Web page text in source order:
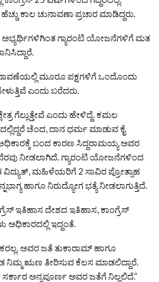
ಕಾಲ ಚುನಾವಣಾ ಪ್ರಚಾರ ಮಾಡಿದ್ದರು.
ಅಭ್ಯರ್ಥಿಗಳಿಗಿಂತ ಗ್ಯಾರಂಟಿ ಯೋಜನೆಗಳಿಗೆ ಮತ
ಮೂರೂ ಪಕ್ಷಗಳಿಗೆ ಒಂದೊಂದು
ಎಂದು ಬರೆದರು.
ಗೆಲ್ಲುತ್ತೇವೆ ಎಂದು ಹೇಳಿದ್ದೆ. ಕಮಲ
ಚೆಂದ, ದಾನ ಧರ್ಮ ಮಾಡುವ ಕೈ
ಬಂದ ಕಾರಣ ಸಿದ್ದರಾಮಯ್ಯ ಅವರ
ನೀಡಲಾಗಿದೆ. ಗ್ಯಾರಂಟಿ ಯೋಜನೆಗಳಿಂದ
ಮಹಿಳೆಯರಿಗೆ 2 ಸಾವಿರ ಪ್ರೋತ್ಸಾಹ
ಹಾಗೂ ನಿರುದ್ಯೋಗ ಭತ್ಯೆ ನೀಡಲಾಗುತ್ತಿದೆ.
ಇತಿಹಾಸ ದೇಶದ ಇತಿಹಾಸ, ಕಾಂಗ್ರೆಸ್
ಅಧಿಕಾರದಲ್ಲಿ ಇದ್ದಂತೆ.
ಅವರ ಜತೆ ತುಕಾರಾಮ್ ಹಾಗೂ
ಋಣ ತೀರಿಸುವ ಕೆಲಸ ಮಾಡಲಿದ್ದಾರೆ.
ಅನ್ನಪೂರ್ಣ ಅವರ ಜತೆಗೆ ನಿಲ್ಲಲಿದೆ.”